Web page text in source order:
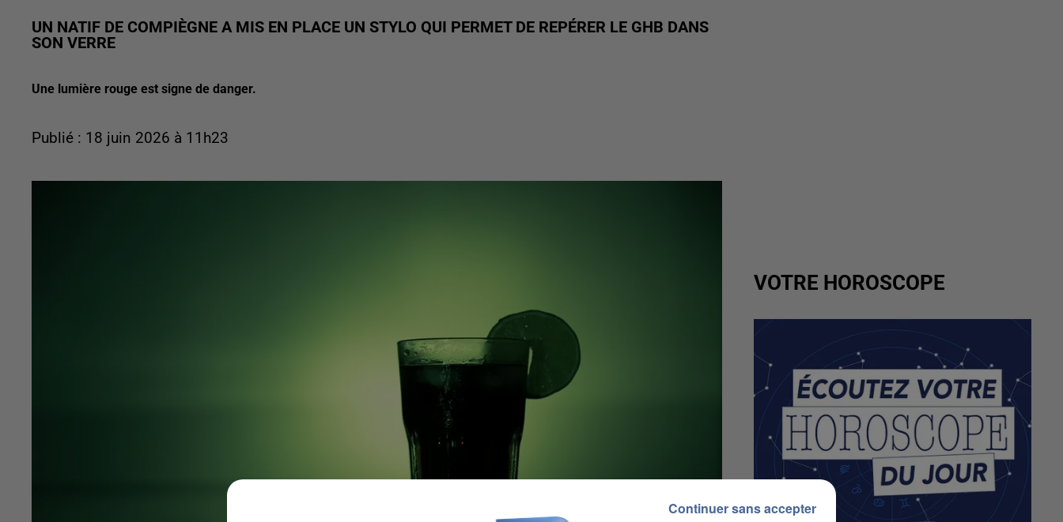
UN NATIF DE COMPIÈGNE A MIS EN PLACE UN STYLO QUI PERMET DE REPÉRER LE GHB DANS
SON VERRE
Une lumière rouge est signe de danger.
Publié : 18 juin 2026 à 11h23
VOTRE HOROSCOPE
Continuer sans accepter